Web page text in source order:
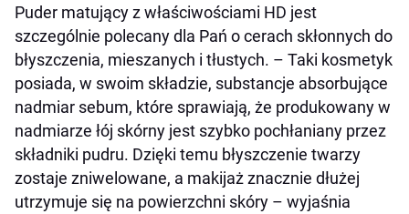
Puder matujący z właściwościami HD jest
szczególnie polecany dla Pań o cerach skłonnych do
błyszczenia, mieszanych i tłustych. – Taki kosmetyk
posiada, w swoim składzie, substancje absorbujące
nadmiar sebum, które sprawiają, że produkowany w
nadmiarze łój skórny jest szybko pochłaniany przez
składniki pudru. Dzięki temu błyszczenie twarzy
zostaje zniwelowane, a makijaż znacznie dłużej
utrzymuje się na powierzchni skóry – wyjaśnia